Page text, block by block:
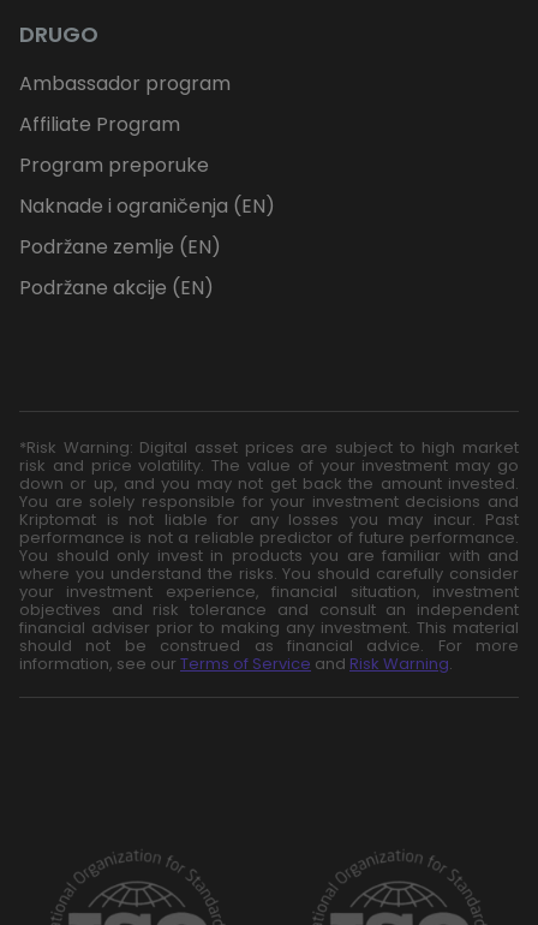
DRUGO
Ambassador program
Affiliate Program
Program preporuke
Naknade i ograničenja (EN)
Podržane zemlje (EN)
Podržane akcije (EN)
*Risk Warning: Digital asset prices are subject to high market
risk and price volatility. The value of your investment may go
down or up, and you may not get back the amount invested.
You are solely responsible for your investment decisions and
Kriptomat is not liable for any losses you may incur. Past
performance is not a reliable predictor of future performance.
You should only invest in products you are familiar with and
where you understand the risks. You should carefully consider
your investment experience, financial situation, investment
objectives and risk tolerance and consult an independent
financial adviser prior to making any investment. This material
should not be construed as financial advice. For more
information, see our Terms of Service and Risk Warning.